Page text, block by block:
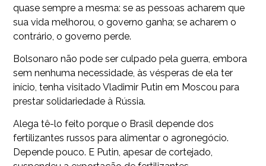
quase sempre a mesma: se as pessoas acharem que
sua vida melhorou, o governo ganha; se acharem o
contrário, o governo perde.
Bolsonaro não pode ser culpado pela guerra, embora
sem nenhuma necessidade, às vésperas de ela ter
início, tenha visitado Vladimir Putin em Moscou para
prestar solidariedade à Rússia.
Alega tê-lo feito porque o Brasil depende dos
fertilizantes russos para alimentar o agronegócio.
Depende pouco. E Putin, apesar de cortejado,